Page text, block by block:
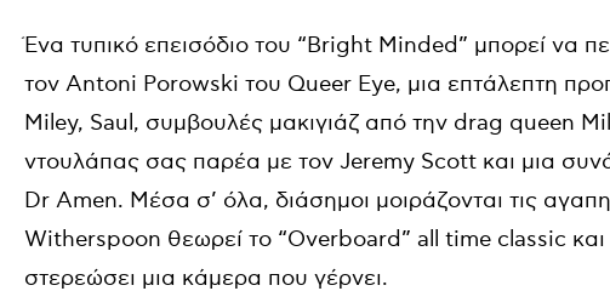
Ένα τυπικό επεισόδιο του “Bright Minded” μπορεί να
τον Antoni Porowski του Queer Eye, μια επτάλεπτη
Miley, Saul, συμβουλές μακιγιάζ από την drag queen
ντουλάπας σας παρέα με τον Jeremy Scott και μια
Dr Amen. Μέσα σ’ όλα, διάσημοι μοιράζονται τις
Witherspoon θεωρεί το “Overboard” all time classic
στερεώσει μια κάμερα που γέρνει.